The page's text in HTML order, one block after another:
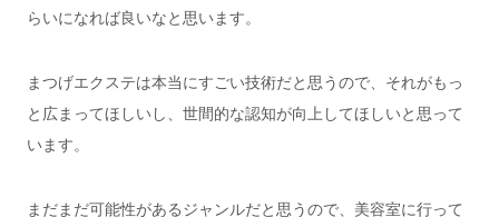
らいになれば良いなと思います。
まつげエクステは本当にすごい技術だと思うので、それがもっ
と広まってほしいし、世間的な認知が向上してほしいと思って
います。
まだまだ可能性があるジャンルだと思うので、美容室に行って